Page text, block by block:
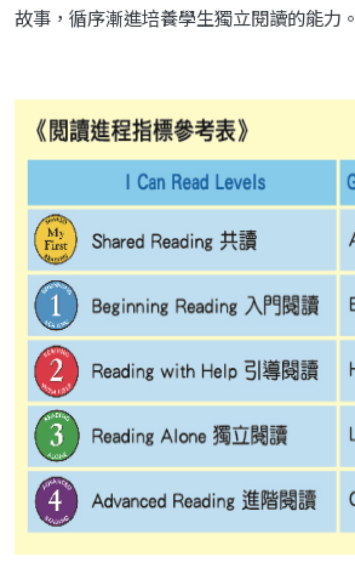
故事，循序漸進培養學生獨立閱讀的能力。